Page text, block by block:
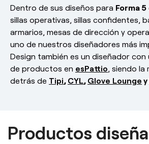
Dentro de sus diseños para Forma 5
sillas operativas, sillas confidentes,
armarios, mesas de dirección y
uno de nuestros diseñadores más
Design también es un diseñador con
de productos en esPattio, siendo la
detrás de Tipi, CYL, Glove Lounge y
Productos